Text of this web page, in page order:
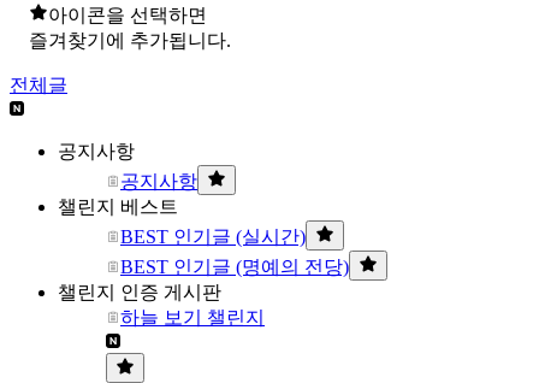
아이콘을 선택하면
즐겨찾기에 추가됩니다.
전체글
공지사항
공지사항
챌린지 베스트
BEST 인기글 (실시간)
BEST 인기글 (명예의 전당)
챌린지 인증 게시판
하늘 보기 챌린지